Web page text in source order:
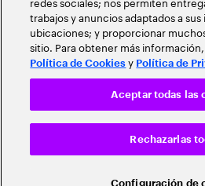
trabajos y anuncios adaptados a
ubicaciones; y proporcionar
sitio. Para obtener más
Política de Cookies y Política de
Configuración de
Rechazarlas
Aceptar todas las